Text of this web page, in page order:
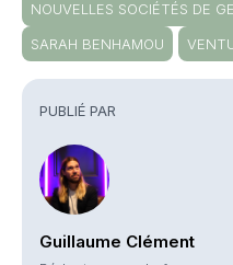
PUBLIÉ PAR
Guillaume Clément
NOUVELLES SOCIÉTÉS DE
SARAH BENHAMOU